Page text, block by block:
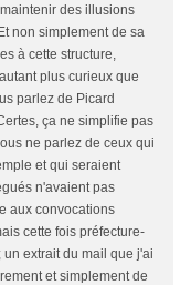
des illusions
non simplement de sa
à cette structure,
plus curieux que
parlez de Picard
ça ne simplifie pas
ne parlez de ceux qui
et qui seraient
n'avaient pas
aux convocations
cette fois préfecture-
extrait du mail que j'ai
et simplement de